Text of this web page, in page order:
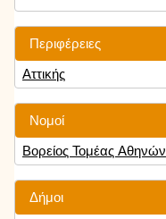
Περιφέρειες
Αττικής
Νομοί
Βορείος Τομέας Αθηνών
Δήμοι